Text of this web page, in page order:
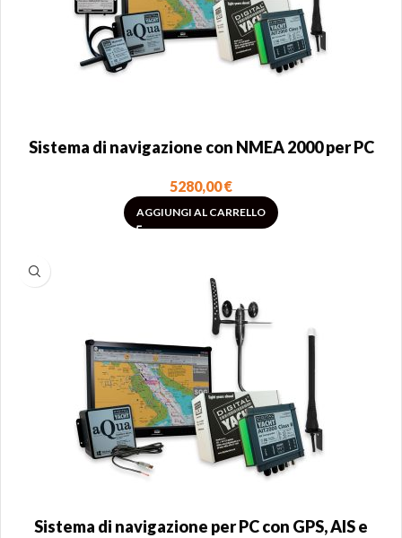
Sistema di navigazione con NMEA 2000 per PC
5280,00€
AGGIUNGI AL CARRELLO
Sistema di navigazione per PC con GPS, AIS e